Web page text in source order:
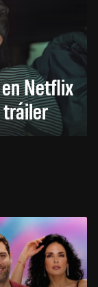
Netflix
tráiler